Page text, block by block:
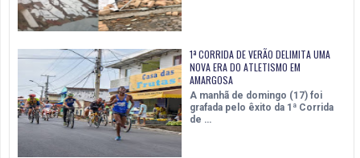
1ª CORRIDA DE VERÃO DELIMITA UMA
NOVA ERA DO ATLETISMO EM
AMARGOSA
A manhã de domingo (17) foi
grafada pelo êxito da 1ª Corrida
de …